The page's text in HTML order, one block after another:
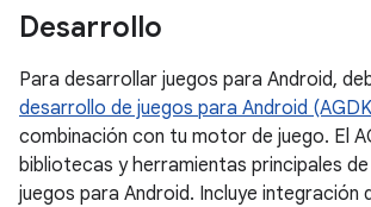
Desarrollo
Para desarrollar juegos para Android,
desarrollo de juegos para Android
combinación con tu motor de juego. El
bibliotecas y herramientas principales
juegos para Android. Incluye integración